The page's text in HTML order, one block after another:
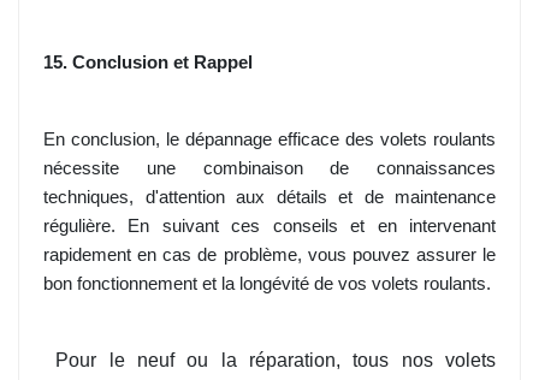
15. Conclusion et Rappel
En conclusion, le dépannage efficace des volets roulants
nécessite une combinaison de connaissances
techniques, d'attention aux détails et de maintenance
régulière. En suivant ces conseils et en intervenant
rapidement en cas de problème, vous pouvez assurer le
bon fonctionnement et la longévité de vos volets roulants.
Pour le neuf ou la réparation, tous nos volets